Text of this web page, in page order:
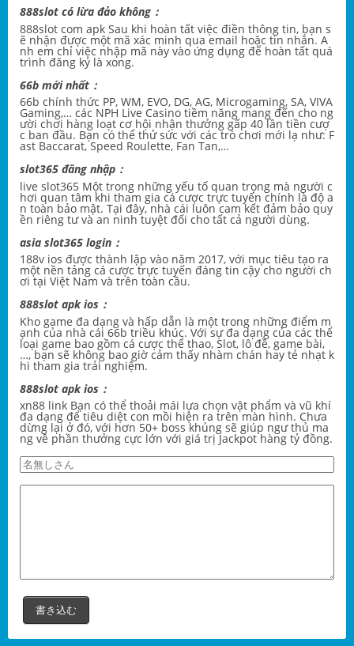
888slot có lừa đảo không：
888slot com apk Sau khi hoàn tất việc điền thông tin, bạn s
ẽ nhận được một mã xác minh qua email hoặc tin nhắn. A
nh em chỉ việc nhập mã này vào ứng dụng để hoàn tất quá
trình đăng ký là xong.
66b mới nhất：
66b chính thức PP, WM, EVO, DG, AG, Microgaming, SA, VIVA
Gaming,… các NPH Live Casino tiềm năng mang đến cho ng
ười chơi hàng loạt cơ hội nhận thưởng gấp 40 lần tiền cượ
c ban đầu. Bạn có thể thử sức với các trò chơi mới lạ như: F
ast Baccarat, Speed Roulette, Fan Tan,…
slot365 đăng nhập：
live slot365 Một trong những yếu tố quan trọng mà người c
hơi quan tâm khi tham gia cá cược trực tuyến chính là độ a
n toàn bảo mật. Tại đây, nhà cái luôn cam kết đảm bảo quy
ền riêng tư và an ninh tuyệt đối cho tất cả người dùng.
asia slot365 login：
188v ios được thành lập vào năm 2017, với mục tiêu tạo ra
một nền tảng cá cược trực tuyến đáng tin cậy cho người ch
ơi tại Việt Nam và trên toàn cầu.
888slot apk ios：
Kho game đa dạng và hấp dẫn là một trong những điểm m
ạnh của nhà cái 66b triều khúc. Với sự đa dạng của các thể
loại game bao gồm cá cược thể thao, Slot, lô đề, game bài,
…, bạn sẽ không bao giờ cảm thấy nhàm chán hay tẻ nhạt k
hi tham gia trải nghiệm.
888slot apk ios：
xn88 link Bạn có thể thoải mái lựa chọn vật phẩm và vũ khí
đa dạng để tiêu diệt con mồi hiện ra trên màn hình. Chưa
dừng lại ở đó, với hơn 50+ boss khủng sẽ giúp ngư thủ ma
ng về phần thưởng cực lớn với giá trị Jackpot hàng tỷ đồng.